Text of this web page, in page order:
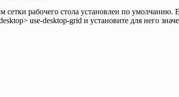
рабочего стола установлен по умолчанию.
use-desktop-grid и установите для него